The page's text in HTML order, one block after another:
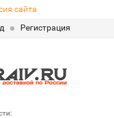
сайта
Регистрация